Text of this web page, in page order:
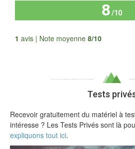
8/10
1 avis | Note moyenne 8/10
Tests
Recevoir gratuitement du matériel à
intéresse ? Les Tests Privés sont là
expliquons tout ici.